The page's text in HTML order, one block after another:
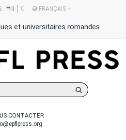
€ FRANÇAIS
et universitaires romandes
sur
site
CONTACTER